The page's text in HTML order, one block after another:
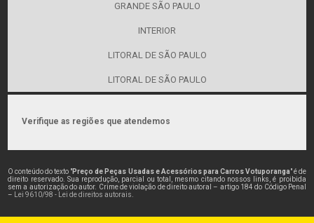
GRANDE SÃO PAULO
INTERIOR
LITORAL DE SÃO PAULO
LITORAL DE SÃO PAULO
Verifique as regiões que atendemos
O conteúdo do texto "Preço de Peças Usadas e Acessórios para Carros Votuporanga" é de
direito reservado. Sua reprodução, parcial ou total, mesmo citando nossos links, é proibida
sem a autorização do autor. Crime de violação de direito autoral – artigo 184 do Código Penal
–
Lei 9610/98 - Lei de direitos autorais